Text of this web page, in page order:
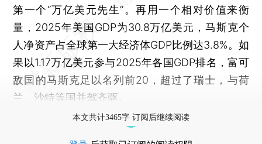
第一个“万亿美元先生”。再用一个相对价值来衡
量，2025年美国GDP为30.8万亿美元，马斯克个
人净资产占全球第一大经济体GDP比例达3.8%。如
果以1.17万亿美元参与2025年各国GDP排名，富可
敌国的马斯克足以名列前20，超过了瑞士，与荷
兰、沙特等国并驾齐驱。
本文共计3465字 订阅后继续阅读